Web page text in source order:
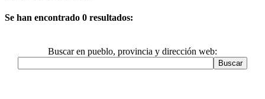
Se han encontrado 0 resultados:
Buscar en pueblo, provincia y dirección web: